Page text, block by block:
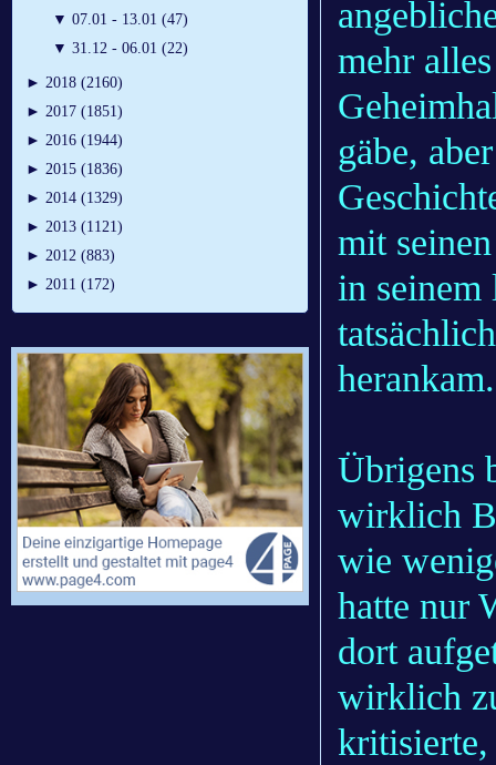
▼ 07.01 - 13.01 (47)
▼ 31.12 - 06.01 (22)
► 2018 (2160)
► 2017 (1851)
► 2016 (1944)
► 2015 (1836)
► 2014 (1329)
► 2013 (1121)
► 2012 (883)
► 2011 (172)
mehr
gäbe,
mit
in seinem
herankam.
Übrigens
wirklich
wie
hatte nur
dort
wirklich
kritisierte,